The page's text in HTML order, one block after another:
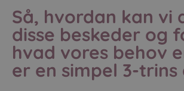
Så, hvordan kan vi
disse beskeder og
hvad vores behov
er en simpel 3-trins